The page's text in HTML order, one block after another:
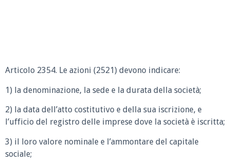
Articolo 2354. Le azioni (2521) devono indicare:
1) la denominazione, la sede e la durata della società;
2) la data dell’atto costitutivo e della sua iscrizione, e
l’ufficio del registro delle imprese dove la società è iscritta;
3) il loro valore nominale e l’ammontare del capitale
sociale;